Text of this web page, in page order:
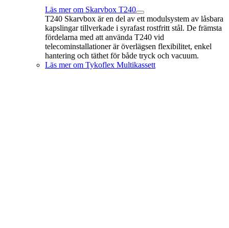
Läs mer om Skarvbox T240
T240 Skarvbox är en del av ett modulsystem av låsbara
kapslingar tillverkade i syrafast rostfritt stål. De främsta
fördelarna med att använda T240 vid
telecominstallationer är överlägsen flexibilitet, enkel
hantering och täthet för både tryck och vacuum.
Läs mer om Tykoflex Multikassett